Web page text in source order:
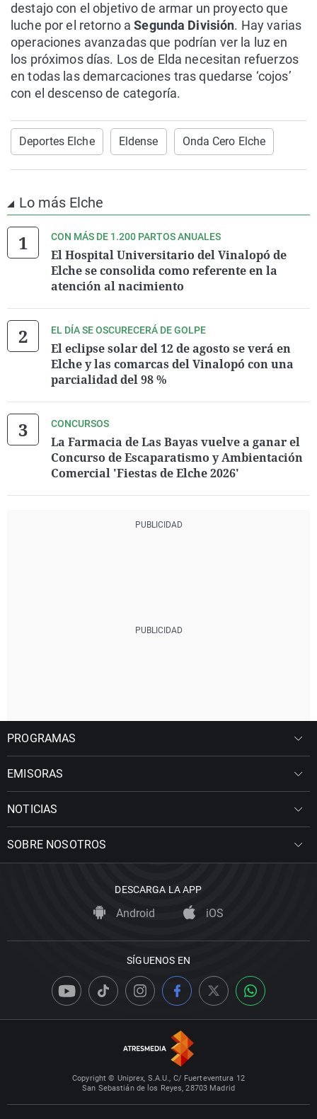
destajo con el objetivo de armar un proyecto que
luche por el retorno aSegunda División. Hay varias
operaciones avanzadas que podrían ver la luz en
los próximos días. Los de Elda necesitan refuerzos
en todas las demarcaciones tras quedarse ‘cojos’
con el descenso de categoría.
Deportes Elche Eldense Onda Cero Elche
Lo más Elche
CON MÁS DE 1.200 PARTOS ANUALES
El Hospital Universitario del Vinalopó de
Elche se consolida como referente en la
atención al nacimiento
EL DÍA SE OSCURECERÁ DE GOLPE
El eclipse solar del 12 de agosto se verá en
Elche y las comarcas del Vinalopó con una
parcialidad del 98 %
CONCURSOS
La Farmacia de Las Bayas vuelve a ganar el
Concurso de Escaparatismo y Ambientación
Comercial 'Fiestas de Elche 2026'
PROGRAMAS
EMISORAS
NOTICIAS
SOBRE NOSOTROS
DESCARGA LA APP
Android iOS
SÍGUENOS EN
Copyright © Uniprex, S.A.U., C/ Fuerteventura 12
San Sebastián de los Reyes, 28703 Madrid